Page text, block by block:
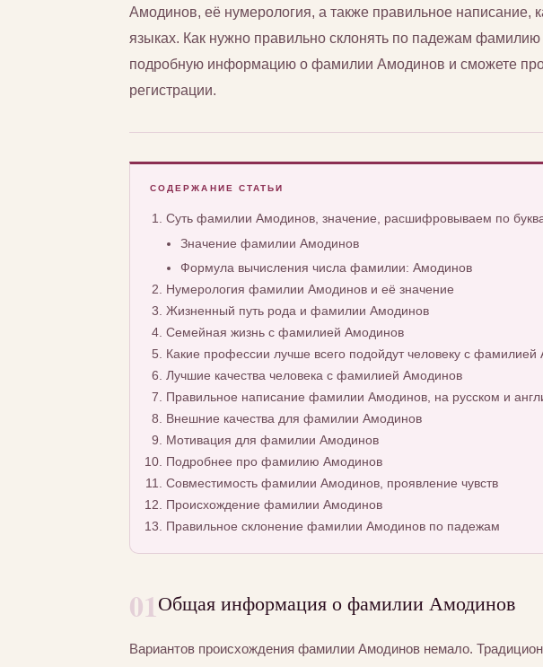
Амодинов, её нумерология, а также правильное написание,
языках. Как нужно правильно склонять по падежам
подробную информацию о фамилии Амодинов и сможете
регистрации.
СОДЕРЖАНИЕ СТАТЬИ
Суть фамилии Амодинов, значение, расшифровываем по
Значение фамилии Амодинов
Формула вычисления числа фамилии: Амодинов
Нумерология фамилии Амодинов и её значение
Жизненный путь рода и фамилии Амодинов
Семейная жизнь с фамилией Амодинов
Какие профессии лучше всего подойдут человеку с фамилией
Лучшие качества человека с фамилией Амодинов
Правильное написание фамилии Амодинов, на русском и
Внешние качества для фамилии Амодинов
Мотивация для фамилии Амодинов
Подробнее про фамилию Амодинов
Совместимость фамилии Амодинов, проявление чувств
Происхождение фамилии Амодинов
Правильное склонение фамилии Амодинов по падежам
01Общая информация о фамилии Амодинов
Вариантов происхождения фамилии Амодинов немало.